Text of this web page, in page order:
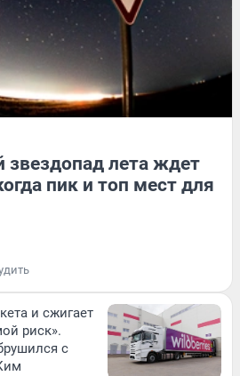
лета ждет
пик и топ мест для
и сжигает
риск».
с